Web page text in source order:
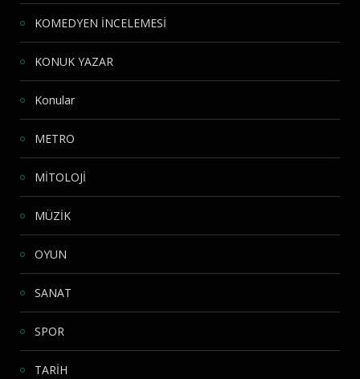
KOMEDYEN İNCELEMESİ
KONUK YAZAR
Konular
METRO
MİTOLOJİ
MÜZİK
OYUN
SANAT
SPOR
TARİH